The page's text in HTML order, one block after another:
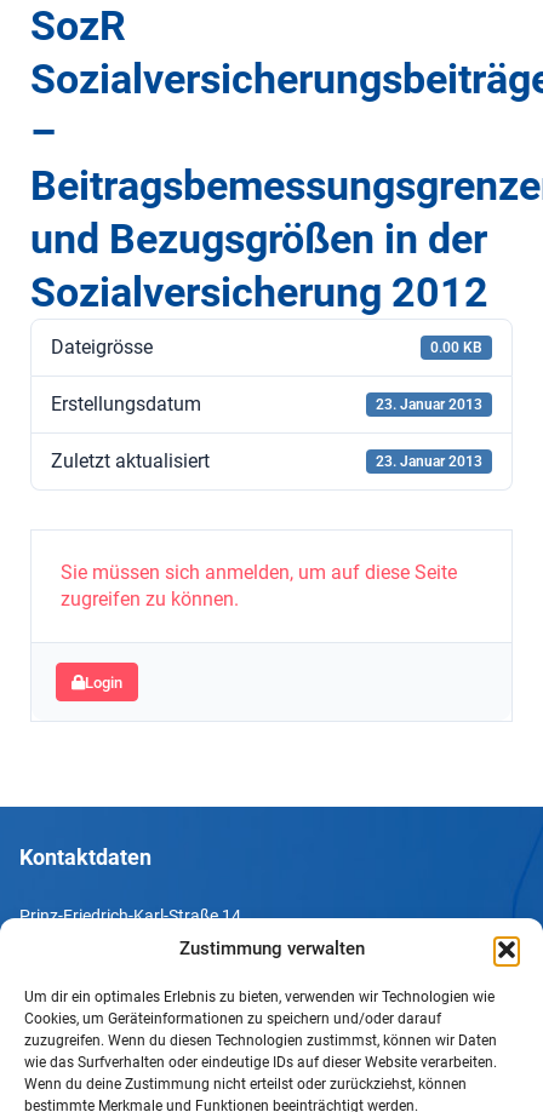
Zustimmung verwalten
Um dir ein optimales Erlebnis zu bieten, verwenden wir Technologien wie
Cookies, um Geräteinformationen zu speichern und/oder darauf
zuzugreifen. Wenn du diesen Technologien zustimmst, können wir Daten
wie das Surfverhalten oder eindeutige IDs auf dieser Website verarbeiten.
Wenn du deine Zustimmung nicht erteilst oder zurückziehst, können
bestimmte Merkmale und Funktionen beeinträchtigt werden.
SozR
–
und Bezugsgrößen in der
Sozialversicherung 2012
Dateigrösse 0.00 KB
Erstellungsdatum 23. Januar 2013
Zuletzt aktualisiert 23. Januar 2013
Sie müssen sich anmelden, um auf diese Seite
zugreifen zu können.
Login
Kontaktdaten
Prinz-Friedrich-Karl-Straße 14
Tel. +49 231 952052-10
Fax +49 231 952052-60
e-Mail info@uv-do.de